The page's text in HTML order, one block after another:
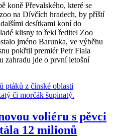
Převalského, které se
na Dívčích hradech, by příští
desítkami koní do
klisny to řekl ředitel Zoo
jméno Barunka, ve výběhu
pokřtil premiér Petr Fiala
zahradu jde o první letošní
voliéru s pěvci
12 milionů